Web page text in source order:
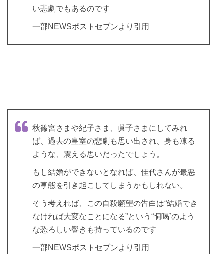
い悲劇でもあるのです
一部NEWSポストセブンより引用
秋篠宮さまや紀子さま、眞子さまにしてみれ
ば、過去の皇室の悲劇も思い出され、身も凍る
ような、震える思いだったでしょう。
もし結婚ができないとなれば、佳代さんが最悪
の事態を引き起こしてしまうかもしれない。
そう考えれば、この自殺願望の告白は“結婚でき
なければ大変なことになる”という“恫喝”のよう
な恐ろしい響きも持っているのです
一部NEWSポストセブンより引用